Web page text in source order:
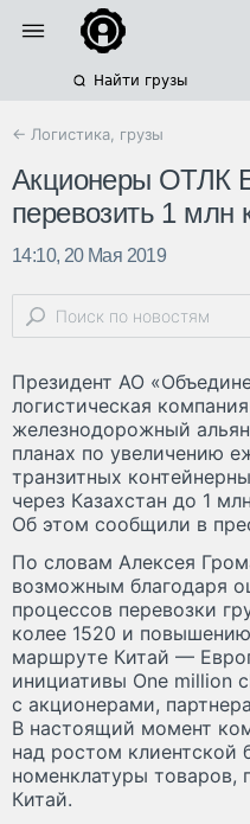
Найти грузы
← Логистика, грузы
Акционеры ОТЛК
перевозить 1 млн
14:10, 20 Мая 2019
Президент АО
логистическая
железнодорожный
планах по увеличению
транзитных
через Казахстан до 1
Об этом сообщили в
По словам Алексея
возможным благодаря
процессов перевозки
колее 1520 и
маршруте Китай —
инициативы One million
с акционерами,
В настоящий момент
над ростом клиентской
номенклатуры товаров,
Китай.